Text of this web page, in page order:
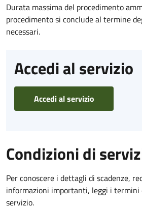
Durata massima del procedimento
procedimento si conclude al termine
necessari.
Accedi al servizio
Accedi al servizio
Condizioni di
Per conoscere i dettagli di scadenze,
informazioni importanti, leggi i termini
servizio.